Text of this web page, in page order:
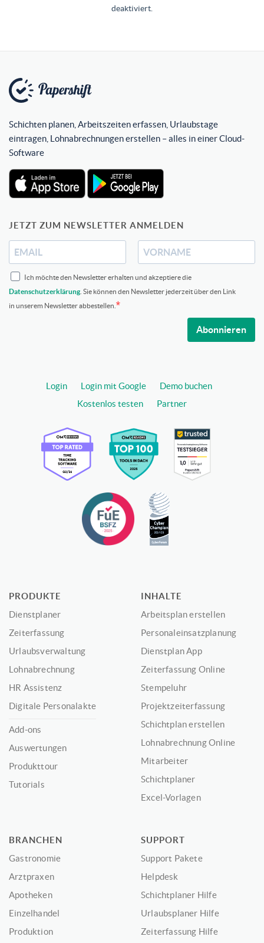
deaktiviert.
Schichten planen, Arbeitszeiten erfassen, Urlaubstage
eintragen, Lohnabrechnungen erstellen – alles in einer Cloud-
Software
JETZT ZUM NEWSLETTER ANMELDEN
Ich möchte den Newsletter erhalten und akzeptiere die
Datenschutzerklärung . Sie können den Newsletter jederzeit über den Link
in unserem Newsletter abbestellen.
Abonnieren
Login Login mit Google
Demo buchen
Kostenlos testen
Partner
PRODUKTE
Dienstplaner
Zeiterfassung
Urlaubsverwaltung
Lohnabrechnung
HR Assistenz
Digitale Personalakte
Add-ons
Auswertungen
Produkttour
Tutorials
INHALTE
Arbeitsplan erstellen
Personaleinsatzplanung
Dienstplan App
Zeiterfassung Online
Stempeluhr
Projektzeiterfassung
Schichtplan erstellen
Lohnabrechnung Online
Mitarbeiter
Schichtplaner
Excel-Vorlagen
BRANCHEN
Gastronomie
Arztpraxen
Apotheken
Einzelhandel
Produktion
SUPPORT
Support Pakete
Helpdesk
Schichtplaner Hilfe
Urlaubsplaner Hilfe
Zeiterfassung Hilfe